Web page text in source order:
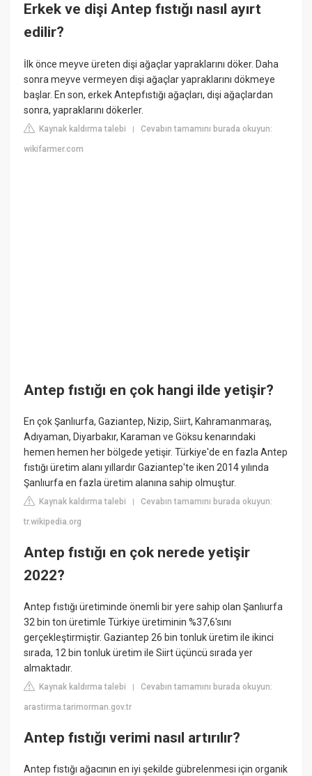
Erkek ve dişi Antep fıstığı nasıl ayırt
edilir?
İlk önce meyve üreten dişi ağaçlar yapraklarını döker. Daha
sonra meyve vermeyen dişi ağaçlar yapraklarını dökmeye
başlar. En son, erkek Antepfıstığı ağaçları, dişi ağaçlardan
sonra, yapraklarını dökerler.
Kaynak kaldırma talebi |Cevabın tamamını burada okuyun:
wikifarmer.com
Antep fıstığı en çok hangi ilde yetişir?
En çok Şanlıurfa, Gaziantep, Nizip, Siirt, Kahramanmaraş,
Adıyaman, Diyarbakır, Karaman ve Göksu kenarındaki
hemen hemen her bölgede yetişir. Türkiye'de en fazla Antep
fıstığı üretim alanı yıllardır Gaziantep'te iken 2014 yılında
Şanlıurfa en fazla üretim alanına sahip olmuştur.
Kaynak kaldırma talebi |Cevabın tamamını burada okuyun:
tr.wikipedia.org
Antep fıstığı en çok nerede yetişir
2022?
Antep fıstığı üretiminde önemli bir yere sahip olan Şanlıurfa
32 bin ton üretimle Türkiye üretiminin %37,6'sını
gerçekleştirmiştir. Gaziantep 26 bin tonluk üretim ile ikinci
sırada, 12 bin tonluk üretim ile Siirt üçüncü sırada yer
almaktadır.
Kaynak kaldırma talebi |Cevabın tamamını burada okuyun:
arastirma.tarimorman.gov.tr
Antep fıstığı verimi nasıl artırılır?
Antep fıstığı ağacının en iyi şekilde gübrelenmesi için organik